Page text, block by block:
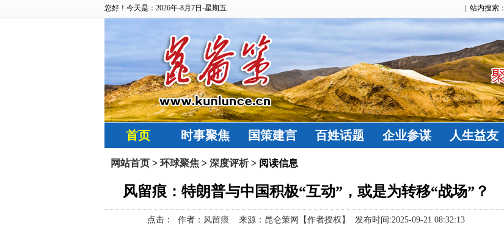
您好！今天是：2026年-8月7日-星期五 | 站内搜索：
首页 时事聚焦 国策建言 百姓话题 企业参谋 人生益友
网站首页 > 环球聚焦 > 深度评析> 阅读信息
风留痕：特朗普与中国积极“互动”，或是为转移“战场”？
点击： 作者：风留痕 来源：昆仑策网【作者授权】 发布时间:2025-09-21 08:32:13